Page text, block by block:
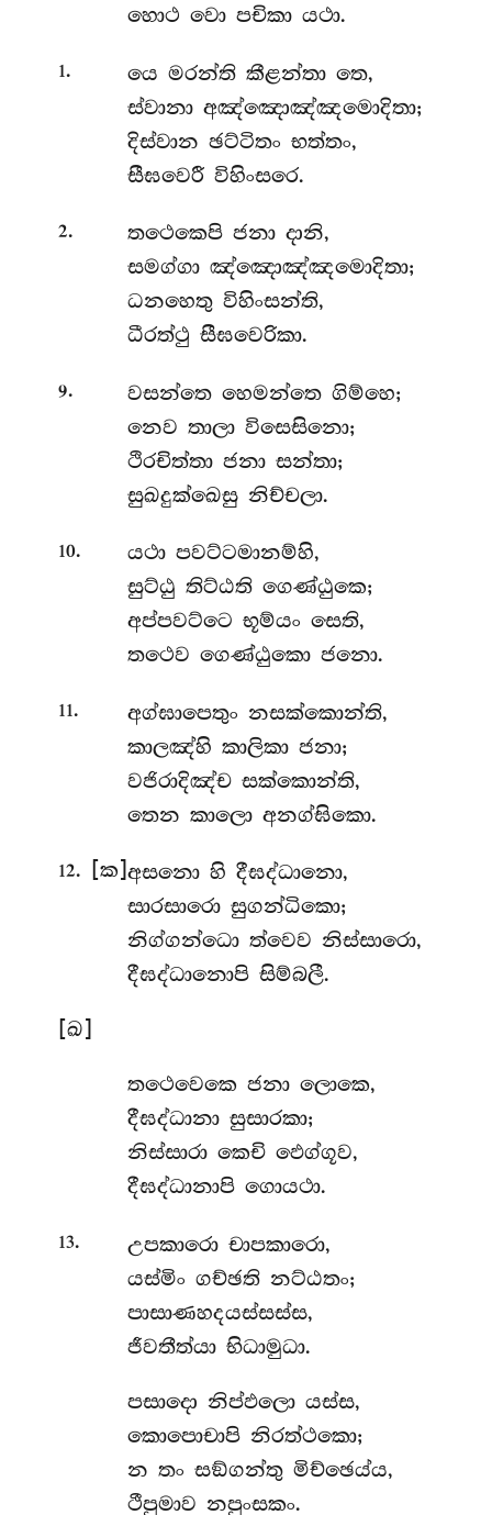
හොථ වො පචිකා යථා.
1. යෙ මරන්ති කීළන්තා තෙ,
ස්වානා අඤ්ඤොඤ්ඤමොදිතා;
දිස්වාන ඡට්ටිතං භත්තං,
සීඝවෙරී විහිංසරෙ.
2. තථෙකෙපි ජනා දානි,
සමග්ගා ඤ්ඤොඤ්ඤමොදිතා;
ධනහෙතු විහිංසන්ති,
ධීරත්ථු සීඝවෙරිකා.
9. වසන්තෙ හෙමන්තෙ ගිම්හෙ;
නෙව තාලා විසෙසිනො;
ථිරචිත්තා ජනා සන්තා;
සුඛදුක්ඛෙසු නිච්චලා.
10. යථා පවට්ටමානම්හි,
සුට්ඨු තිට්ඨති ගෙණ්ඨුකෙ;
අප්පවට්ටෙ භූම්යං සෙති,
තථෙව ගෙණ්ඨුකො ජනො.
11. අග්ඝාපෙතුං නසක්කොන්ති,
කාලඤ්හි කාලිකා ජනා;
වජිරාදිඤ්ච සක්කොන්ති,
තෙන කාලො අනග්ඝිකො.
12. [ක]අසනො හි දීඝද්ධානො,
සාරසාරො සුගන්ධිකො;
නිග්ගන්ධො ත්වෙව නිස්සාරො,
දීඝද්ධානොපි සිම්බලී.
[ඛ]
තථෙවෙකෙ ජනා ලොකෙ,
දීඝද්ධානා සුසාරකා;
නිස්සාරා කෙචි ඵෙග්ගූව,
දීඝද්ධානාපි ගොයථා.
13. උපකාරො චාපකාරො,
යස්මිං ගච්ඡති නට්ඨතං;
පාසාණහදයස්සස්ස,
ජීවතීත්යා භිධාමුධා.
පසාදො නිප්ඵලො යස්ස,
කොපොචාපි නිරත්ථකො;
න තං සඞ්ගන්තු මිච්ඡෙය්ය,
ථීපුමාව නපුංසකං.